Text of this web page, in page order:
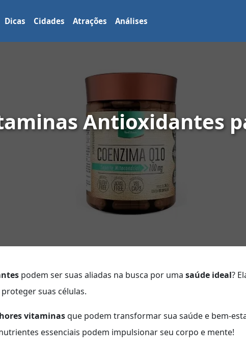
Dicas Cidades Atrações Análises
Antioxidantes
podem ser suas aliadas na busca por uma saúde ideal?
suas células.
vitaminasque podem transformar sua saúde e bem-
essenciais podem impulsionar seu corpo e mente!